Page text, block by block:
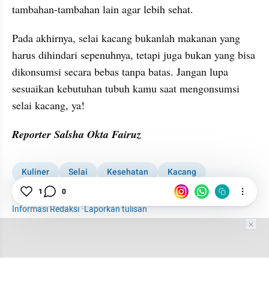
tambahan-tambahan lain agar lebih sehat.
Pada akhirnya, selai kacang bukanlah makanan yang
harus dihindari sepenuhnya, tetapi juga bukan yang bisa
dikonsumsi secara bebas tanpa batas. Jangan lupa
sesuaikan kebutuhan tubuh kamu saat mengonsumsi
selai kacang, ya!
Reporter Salsha Okta Fairuz
Kuliner Selai Kesehatan
Kacang
Makanan
Informasi Redaksi·Laporkan tulisan
1 0